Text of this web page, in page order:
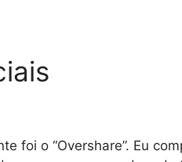
foi o “Overshare”. Eu